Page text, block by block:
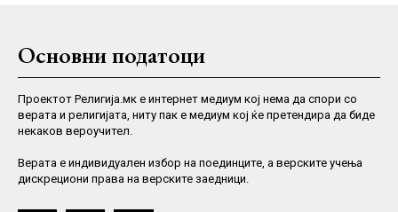
Основни податоци
Проектот Религија.мк е интернет медиум кој нема да спори со
верата и религијата, ниту пак е медиум кој ќе претендира да биде
некаков вероучител.
Верaта е индивидуален избор на поединците, а верските учења
дискрециони права на верските заедници.